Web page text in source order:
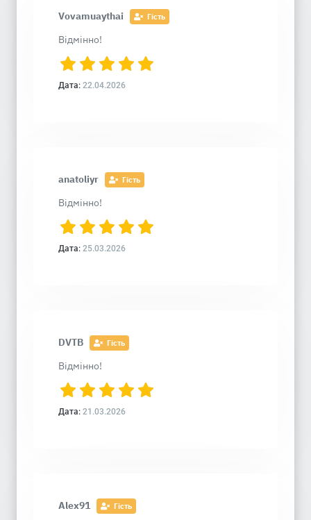
Vovamuaythai Гість
Відмінно!
Дата: 22.04.2026
anatoliyr Гість
Відмінно!
Дата: 25.03.2026
DVTB Гість
Відмінно!
Дата: 21.03.2026
Alex91 Гість